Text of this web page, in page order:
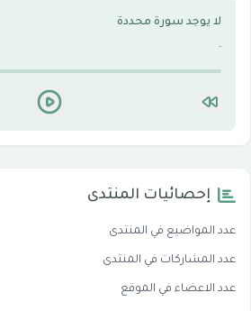
لا يوجد سورة محددة
إحصائيات المنتدى
عدد المواضيع في المنتدى
عدد المشاركات في المنتدى
عدد الاعضاء في الموقع